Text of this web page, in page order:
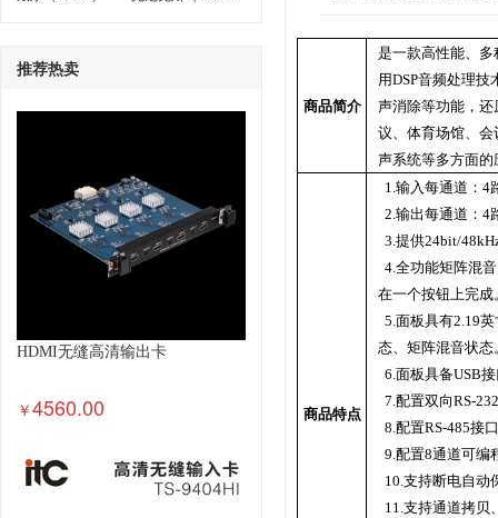
推荐热卖
HDMI无缝高清输出卡
￥4560.00
商品简介
是一款高性能、
用DSP音频处理
声消除等功能，
议、体育场馆、
声系统等多方面的
商品特点
1.输入每通道：4
2.输出每通道：4
3.提供24bit/
4.全功能矩阵混
在一个按钮上完成
5.面板具有2.19
态、矩阵混音状态
6.面板具备USB
7.配置双向RS-
8.配置RS-485接
9.配置8通道可编
10.支持断电自动
11.支持通道拷贝